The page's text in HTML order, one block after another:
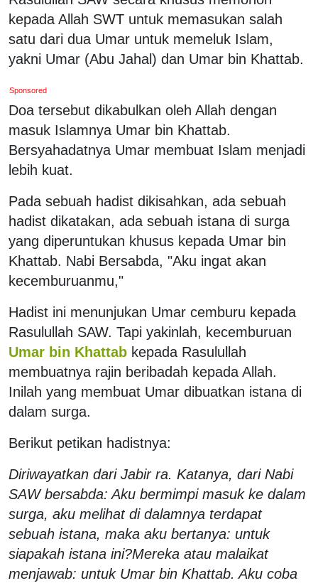
kepada Allah SWT untuk memasukan salah
satu dari dua Umar untuk memeluk Islam,
yakni Umar (Abu Jahal) dan Umar bin Khattab.
Sponsored
Doa tersebut dikabulkan oleh Allah dengan
masuk Islamnya Umar bin Khattab.
Bersyahadatnya Umar membuat Islam menjadi
lebih kuat.
Pada sebuah hadist dikisahkan, ada sebuah
hadist dikatakan, ada sebuah istana di surga
yang diperuntukan khusus kepada Umar bin
Khattab. Nabi Bersabda, "Aku ingat akan
kecemburuanmu,"
Hadist ini menunjukan Umar cemburu kepada
Rasulullah SAW. Tapi yakinlah, kecemburuan
Umar bin Khattab kepada Rasulullah
membuatnya rajin beribadah kepada Allah.
Inilah yang membuat Umar dibuatkan istana di
dalam surga.
Berikut petikan hadistnya:
Diriwayatkan dari Jabir ra. Katanya, dari Nabi
SAW bersabda: Aku bermimpi masuk ke dalam
surga, aku melihat di dalamnya terdapat
sebuah istana, maka aku bertanya: untuk
siapakah istana ini?Mereka atau malaikat
menjawab: untuk Umar bin Khattab. Aku coba